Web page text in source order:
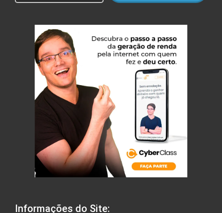
Informações do Site: